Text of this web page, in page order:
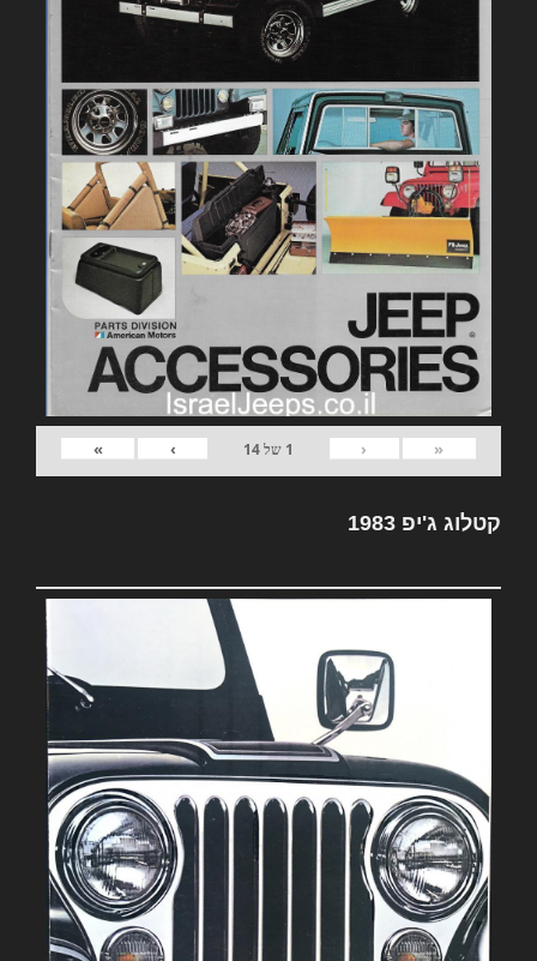
«
‹
1 של14
›
»
קטלוג ג'יפ 1983